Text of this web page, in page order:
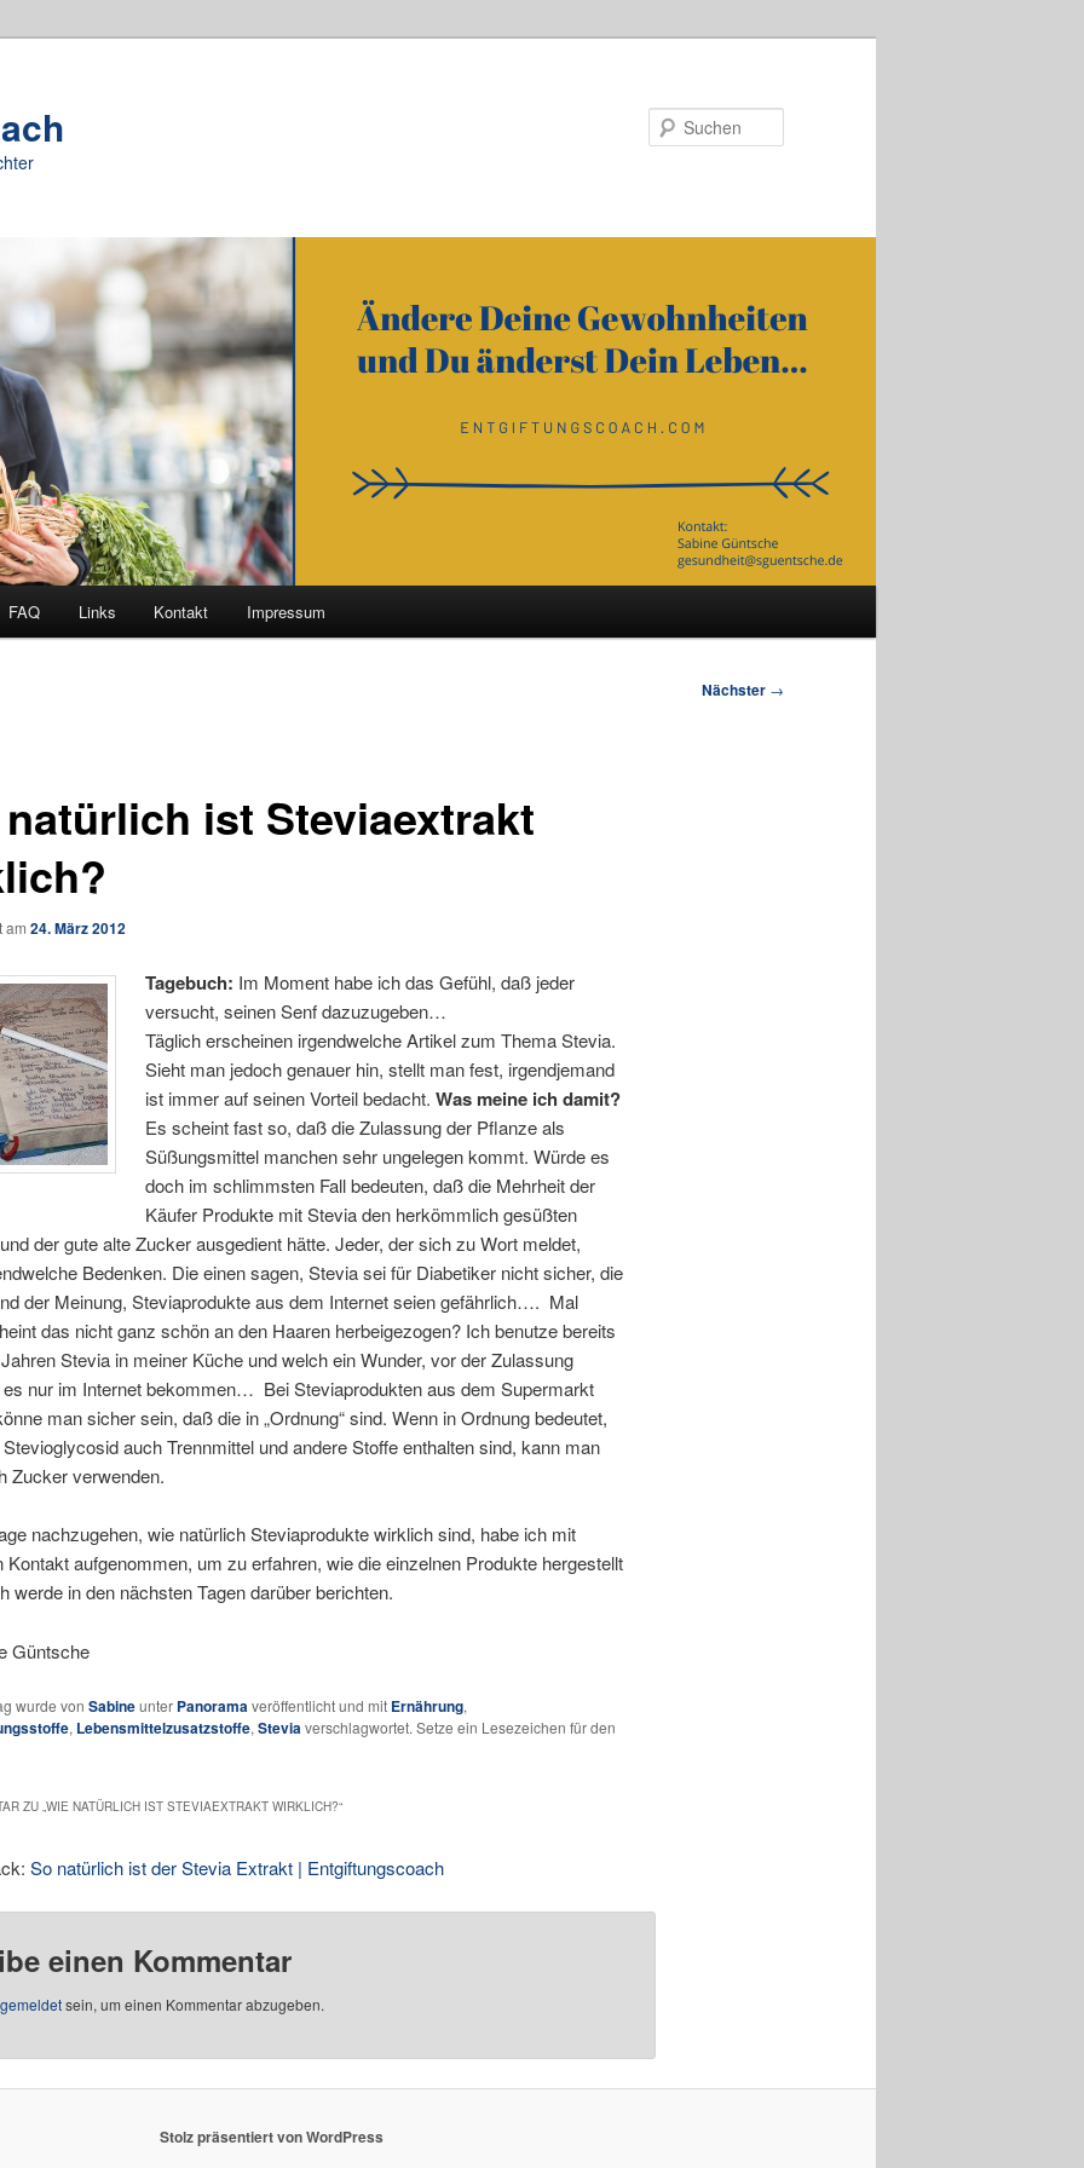
FAQ Links Kontakt Impressum
Nächster →
ist Steviaextrakt
am 24. März 2012
Tagebuch: Im Moment habe ich das Gefühl, daß jeder
versucht, seinen Senf dazuzugeben…
Täglich erscheinen irgendwelche Artikel zum Thema Stevia.
Sieht man jedoch genauer hin, stellt man fest, irgendjemand
ist immer auf seinen Vorteil bedacht.Was meine ich damit?
Es scheint fast so, daß die Zulassung der Pflanze als
Süßungsmittel manchen sehr ungelegen kommt. Würde es
doch im schlimmsten Fall bedeuten, daß die Mehrheit der
Käufer Produkte mit Stevia den herkömmlich gesüßten
der gute alte Zucker ausgedient hätte. Jeder, der sich zu Wort meldet,
Bedenken. Die einen sagen, Stevia sei für Diabetiker nicht sicher, die
der Meinung, Steviaprodukte aus dem Internet seien gefährlich…. Mal
das nicht ganz schön an den Haaren herbeigezogen? Ich benutze bereits
Stevia in meiner Küche und welch ein Wunder, vor der Zulassung
nur im Internet bekommen… Bei Steviaprodukten aus dem Supermarkt
man sicher sein, daß die in „Ordnung“ sind. Wenn in Ordnung bedeutet,
auch Trennmittel und andere Stoffe enthalten sind, kann man
Zucker verwenden.
nachzugehen, wie natürlich Steviaprodukte wirklich sind, habe ich mit
Kontakt aufgenommen, um zu erfahren, wie die einzelnen Produkte hergestellt
werde in den nächsten Tagen darüber berichten.
Güntsche
wurde von Sabineunter Panoramaveröffentlicht und mit Ernährung,
, Lebensmittelzusatzstoffe, Steviaverschlagwortet. Setze ein Lesezeichen für den
ZU „ WIE NATÜRLICH IST STEVIAEXTRAKT WIRKLICH?“
So natürlich ist der Stevia Extrakt | Entgiftungscoach
einen Kommentar
sein, um einen Kommentar abzugeben.
Stolz präsentiert von WordPress